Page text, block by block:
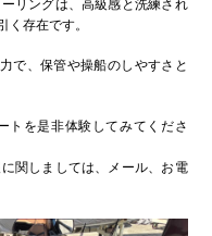
リングは、高級感と洗練され
く存在です。
で、保管や操船のしやすさと
トを是非体験してみてくださ
関しましては、メール、お電